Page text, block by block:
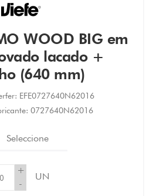
WOOD BIG em
lacado +
(640 mm)
EFE0727640N62016
0727640N62016
Seleccione
+
-
UN